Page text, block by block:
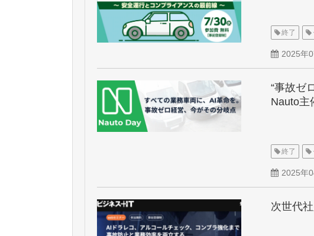
終了
2025年
“事故ゼ
Nauto主
終了
2025年
次世代